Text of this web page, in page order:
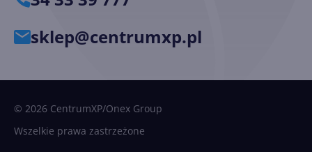
sklep@centrumxp.pl
© 2026 CentrumXP/Onex Group
Wszelkie prawa zastrzeżone